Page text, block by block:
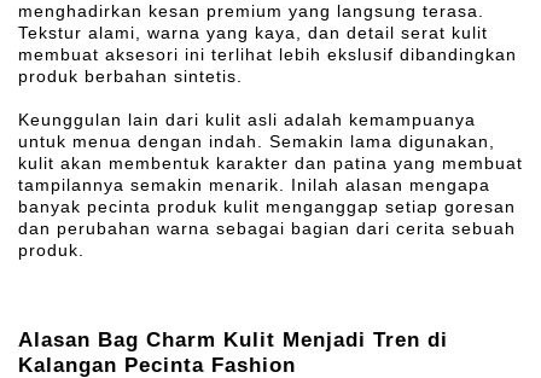
menghadirkan kesan premium yang langsung terasa.
Tekstur alami, warna yang kaya, dan detail serat kulit
membuat aksesori ini terlihat lebih ekslusif dibandingkan
produk berbahan sintetis.
Keunggulan lain dari kulit asli adalah kemampuanya
untuk menua dengan indah. Semakin lama digunakan,
kulit akan membentuk karakter dan patina yang membuat
tampilannya semakin menarik. Inilah alasan mengapa
banyak pecinta produk kulit menganggap setiap goresan
dan perubahan warna sebagai bagian dari cerita sebuah
produk.
Alasan Bag Charm Kulit Menjadi Tren di
Kalangan Pecinta Fashion